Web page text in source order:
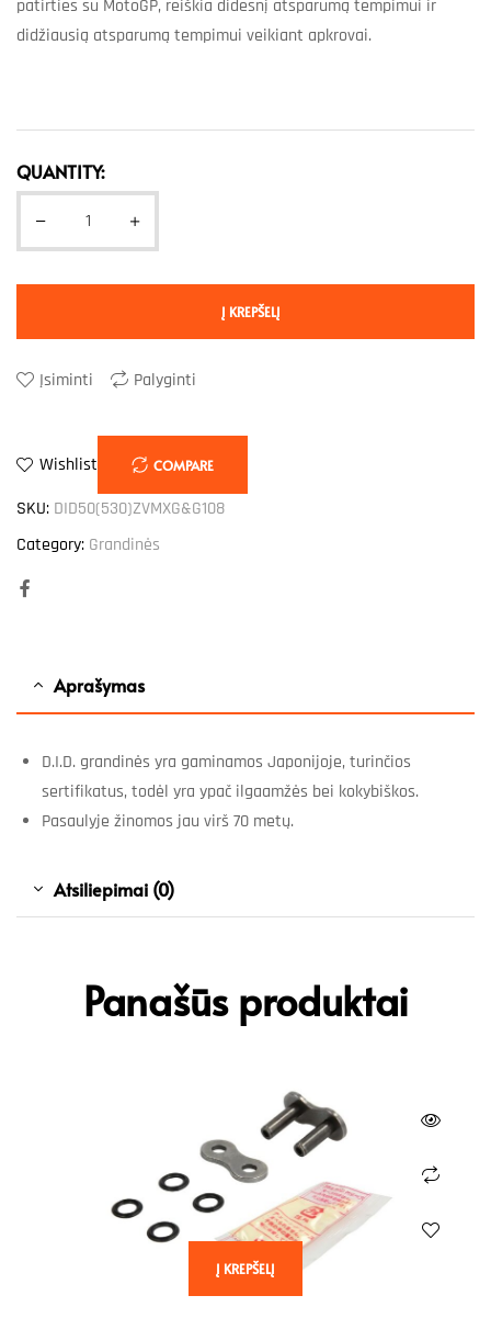
patirties su MotoGP, reiškia didesnį atsparumą tempimui ir
didžiausią atsparumą tempimui veikiant apkrovai.
QUANTITY:
Į KREPŠELĮ
Įsiminti Palyginti
Wishlist COMPARE
SKU: DID50(530)ZVMXG&G108
Category: Grandinės
Aprašymas
D.I.D. grandinės yra gaminamos Japonijoje, turinčios
sertifikatus, todėl yra ypač ilgaamžės bei kokybiškos.
Pasaulyje žinomos jau virš 70 metų.
Atsiliepimai (0)
Panašūs produktai
Į KREPŠELĮ